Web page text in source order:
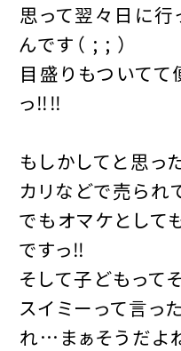
思って翌々日に
んです（ ; ; ）
目盛りもついて
っ‼︎‼︎
もしかしてと思っ
カリなどで売られ
でもオマケとして
ですっ‼︎
そして子どもって
スイミーって言っ
れ…まぁそうだよ